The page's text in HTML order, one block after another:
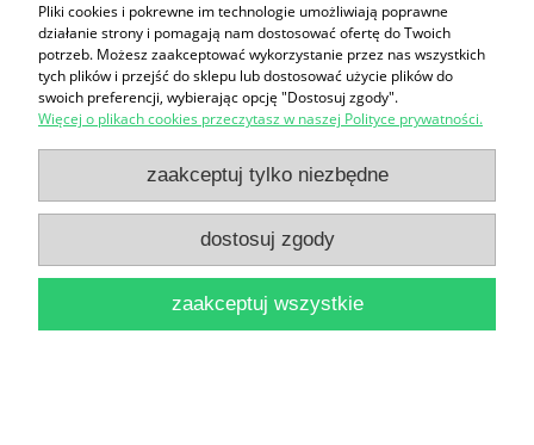
Zakupy
Pomoc
Moje konto
Informacje
pokaż pełną wersję strony
Sklep internetowy Shoper Premium
Pliki cookies i pokrewne im technologie umożliwiają poprawne
działanie strony i pomagają nam dostosować ofertę do Twoich
potrzeb. Możesz zaakceptować wykorzystanie przez nas wszystkich
tych plików i przejść do sklepu lub dostosować użycie plików do
swoich preferencji, wybierając opcję "Dostosuj zgody".
Więcej o plikach cookies przeczytasz w naszej Polityce prywatności.
zaakceptuj tylko niezbędne
dostosuj zgody
zaakceptuj wszystkie